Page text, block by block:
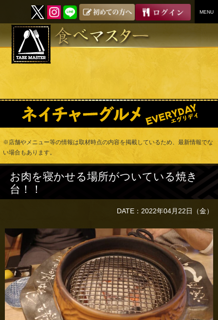
MENU
SKIP
※店舗やメニュー等の情報は取材時点の内容を掲載しているため、最新情報でな
い場合もあります。
お肉を寝かせる場所がついている焼き
台！！
DATE：2022年04月22日（金）